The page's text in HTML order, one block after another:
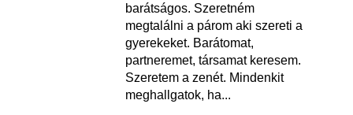
barátságos. Szeretném
megtalálni a párom aki szereti a
gyerekeket. Barátomat,
partneremet, társamat keresem.
Szeretem a zenét. Mindenkit
meghallgatok, ha...